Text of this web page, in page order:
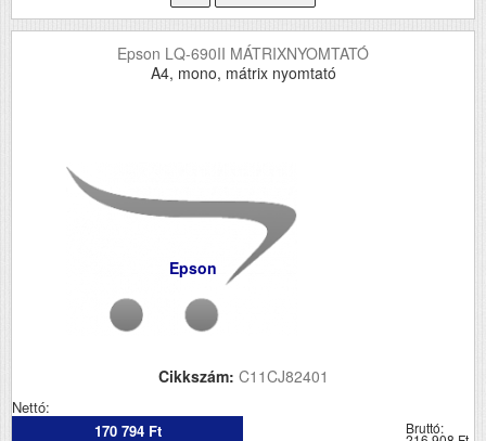
Epson LQ-690II MÁTRIXNYOMTATÓ
A4, mono, mátrix nyomtató
Epson
Cikkszám: C11CJ82401
Nettó:
170 794 Ft
Bruttó: